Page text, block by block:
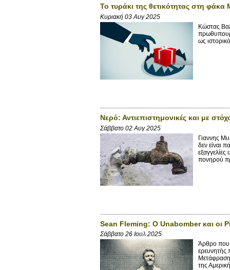
Το τυράκι της θετικότητας στη
Κυριακή 03 Αυγ 2025
Κώστας
ως
Νερό: Αντιεπιστημονικές και με
Σάββατο 02 Αυγ 2025
Γιαννης
δεν είναι
πονηρού
Sean Fleming: Ο Unabomber και οι
Σάββατο 26 Ιουλ 2025
Άρθρο που
ερευνητής
της